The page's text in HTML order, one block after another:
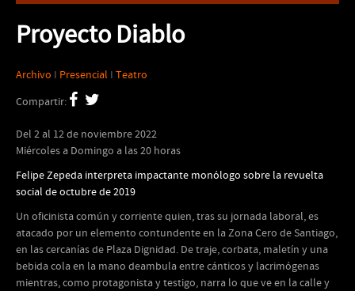
Proyecto Diablo
Archivo I Presencial I Teatro
Compartir:
Del 2 al 12 de noviembre 2022
Miércoles a Domingo a las 20 horas
Felipe Zepeda interpreta impactante monólogo sobre la revuelta
social de octubre de 2019
Un oficinista común y corriente quien, tras su jornada laboral, es
atacado por un elemento contundente en la Zona Cero de Santiago,
en las cercanías de Plaza Dignidad. De traje, corbata, maletín y una
bebida cola en la mano deambula entre cánticos y lacrimógenas
mientras, como protagonista y testigo, narra lo que ve en la calle y